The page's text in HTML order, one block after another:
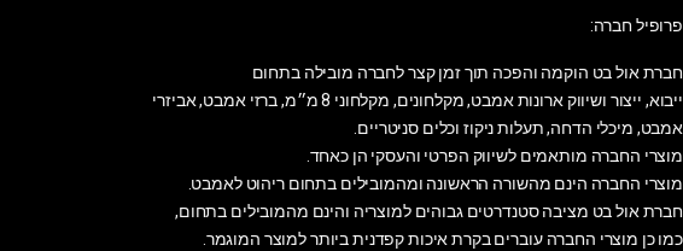
פרופיל חברה:
חברת אול בט הוקמה והפכה תוך זמן קצר לחברה מובילה בתחום
ייבוא, ייצור ושיווק ארונות אמבט, מקלחונים, מקלחוני 8 מ״מ, ברזי אמבט, אביזרי
אמבט, מיכלי הדחה, תעלות ניקוז וכלים סניטריים.
מוצרי החברה מותאמים לשיווק הפרטי והעסקי הן כאחד.
מוצרי החברה הינם מהשורה הראשונה ומהמובילים בתחום ריהוט לאמבט.
חברת אול בט מציבה סטנדרטים גבוהים למוצריה והינם מהמובילים בתחום,
כמו כן מוצרי החברה עוברים בקרת איכות קפדנית ביותר למוצר המוגמר.